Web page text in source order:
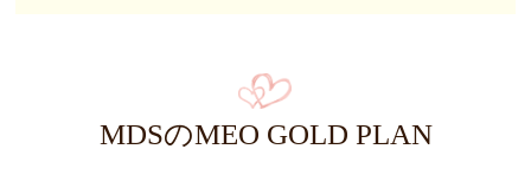
MDSのMEO GOLD PLAN